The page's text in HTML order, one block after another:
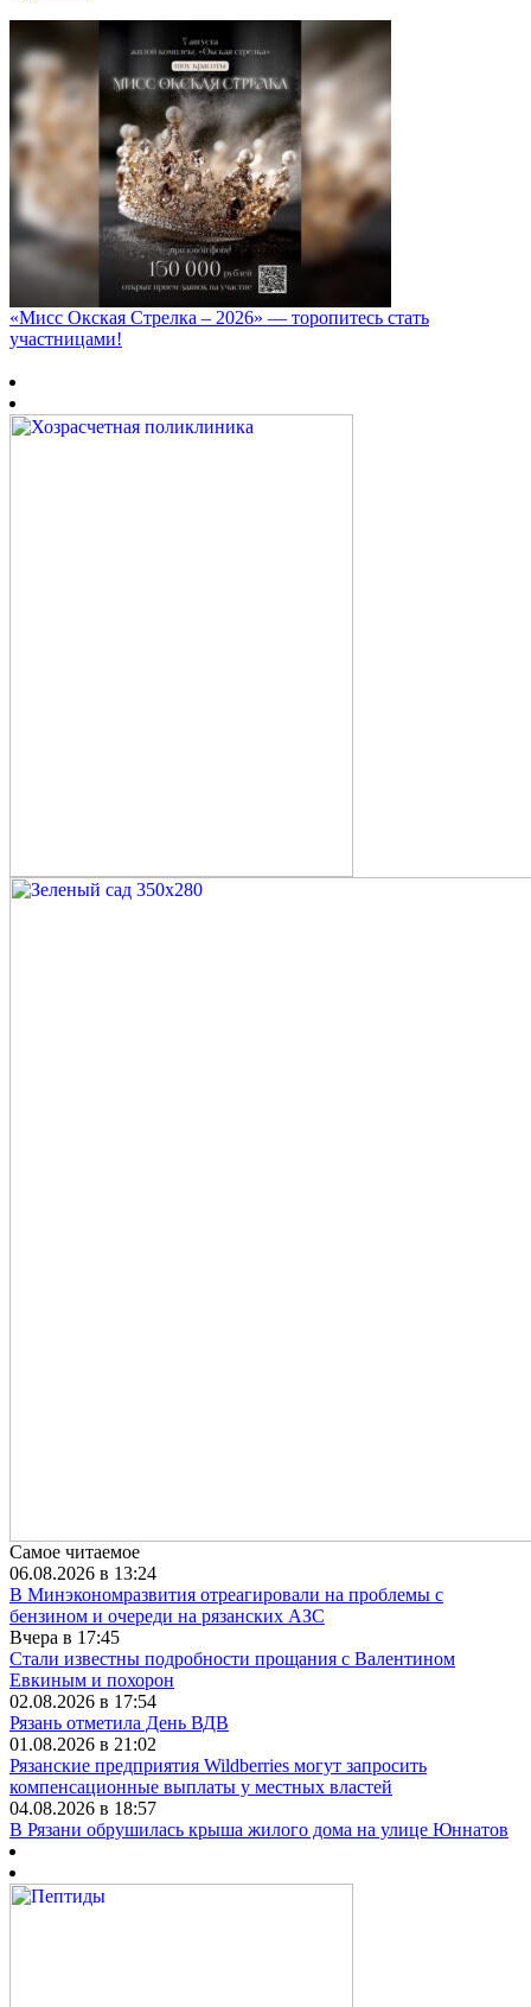
«Мисс Окская Стрелка – 2026» — торопитесь стать
участницами!
Самое читаемое
06.08.2026 в 13:24
В Минэкономразвития отреагировали на проблемы с
бензином и очереди на рязанских АЗС
Вчера в 17:45
Стали известны подробности прощания с Валентином
Евкиным и похорон
02.08.2026 в 17:54
Рязань отметила День ВДВ
01.08.2026 в 21:02
Рязанские предприятия Wildberries могут запросить
компенсационные выплаты у местных властей
04.08.2026 в 18:57
В Рязани обрушилась крыша жилого дома на улице Юннатов